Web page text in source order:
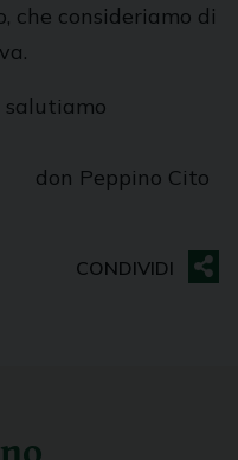
che consideriamo di
salutiamo
Cito